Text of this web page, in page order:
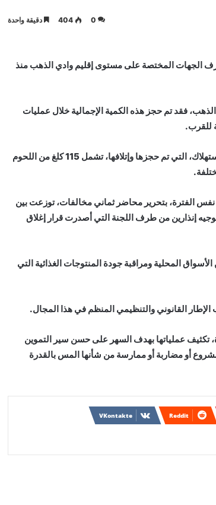
0
404 دقيقة واحدة
من طرف الجهات المختصة على مستوى إقليم وادي الذهب منذ
فقد تم حجز هذه الكمية الإجمالية خلال عمليات
وأوضح المصدر ذاته أن هذه الكمية الإجمالية من المواد الغذائية غير الصالحة للاستهلاك، التي تم حجزها وإتلافها، تشمل 115 كلغ من اللحوم
نفس الفترة، بتحرير محاضر ثماني مخالفات، توزعت بين
إنذارين من طرف اللجنة التي أصدرت قرار إغلاق
المحلية ومراقبة جودة المنتوجات الغذائية التي
القانوني والتنظيمي المنظم في هذا المجال.
تكثيف عملياتها بهدف السهر على حسن سير التموين
أو مضاربة أو ممارسة من شأنها المس بالقدرة